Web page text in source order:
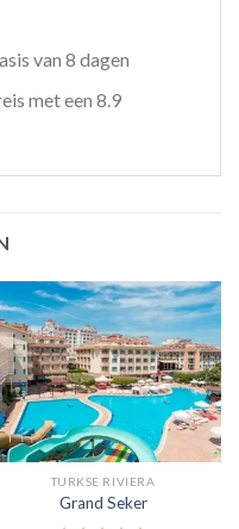
van 8 dagen
met een 8.9
TURKSE RIVIERA
Grand Seker